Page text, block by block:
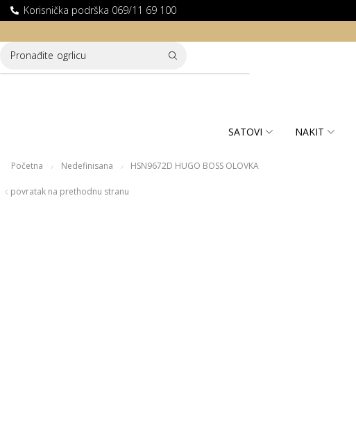
Korisnička podrška 069/11 69 100
DOSTAVA ZA KUPOVINE PREKO 10.000 RSD
Pronađite ogrlicu
SATOVI NAKIT
Početna / Nedefinisana / HSN9672D HUGO BOSS OLOVKA
povratak na prethodnu stranu